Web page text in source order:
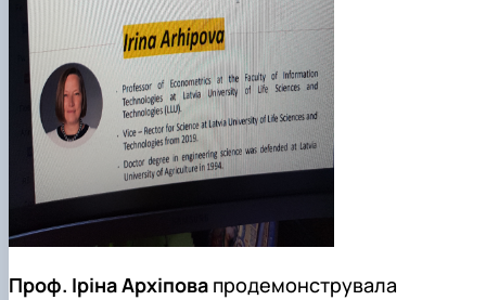
Проф. Іріна Архіпова продемонструвала